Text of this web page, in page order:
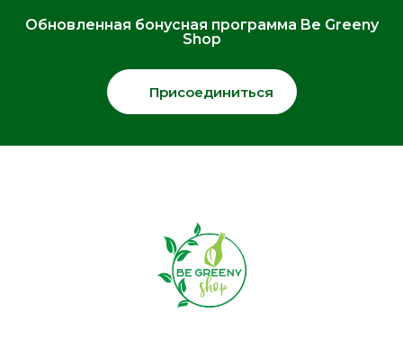
Обновленная бонусная программа Be Greeny
Shop
Присоединиться